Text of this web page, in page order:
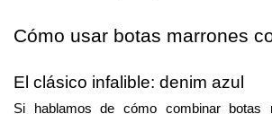
Cómo usar botas marrones
El clásico infalible: denim azul
Si hablamos de cómo combinar botas